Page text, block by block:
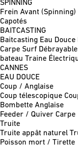
SPINNING
Frein Avant (Spinning)
Capotés
BAITCASTING
Baitcasting Eau Douce
Carpe Surf
bateau Traine
CANNES
EAU DOUCE
Coup / Anglaise
Coup télescopique
Bombette Anglaise
Feeder / Quiver Carpe
Truite
Truite appât naturel
Poisson mort / Tirette